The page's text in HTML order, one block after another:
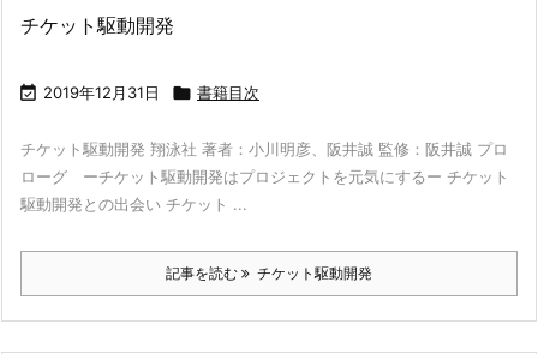
チケット駆動開発
 2019年12月31日  書籍目次
チケット駆動開発 翔泳社 著者：小川明彦、阪井誠 監修：阪井誠 プロ
ローグ ーチケット駆動開発はプロジェクトを元気にするー チケット
駆動開発との出会い チケット ...
記事を読む チケット駆動開発